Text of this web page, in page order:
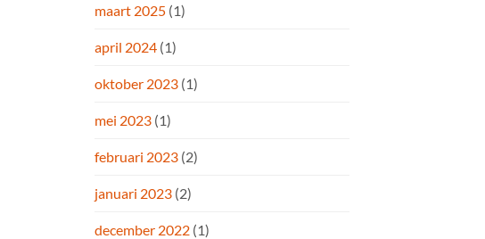
maart 2025 (1)
april 2024 (1)
oktober 2023 (1)
mei 2023 (1)
februari 2023 (2)
januari 2023 (2)
december 2022 (1)